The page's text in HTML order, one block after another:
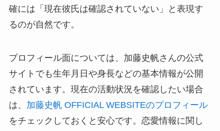
確には「現在彼氏は確認されていない」と表現す
るのが自然です。
プロフィール面については、加藤史帆さんの公式
サイトでも生年月日や身長などの基本情報が公開
されています。現在の活動状況を確認したい場合
は、 加藤史帆 OFFICIAL WEBSITEのプロフィール
をチェックしておくと安心です。恋愛情報に関し